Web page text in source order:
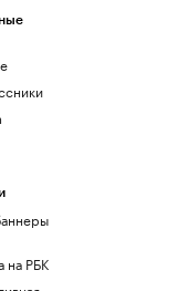
на РБК